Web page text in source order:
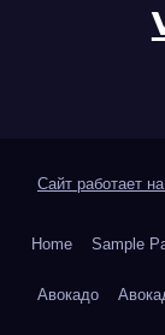
Сайт работает
Home Sample
Авокадо